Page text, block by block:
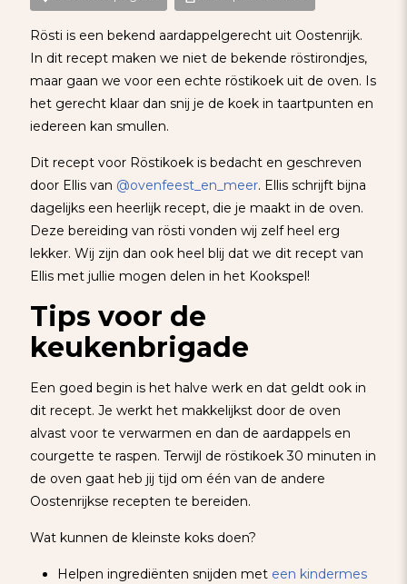
Rösti is een bekend aardappelgerecht uit Oostenrijk.
In dit recept maken we niet de bekende röstirondjes,
maar gaan we voor een echte röstikoek uit de oven. Is
het gerecht klaar dan snij je de koek in taartpunten en
iedereen kan smullen.
Dit recept voor Röstikoek is bedacht en geschreven
door Ellis van @ovenfeest_en_meer. Ellis schrijft bijna
dagelijks een heerlijk recept, die je maakt in de oven.
Deze bereiding van rösti vonden wij zelf heel erg
lekker. Wij zijn dan ook heel blij dat we dit recept van
Ellis met jullie mogen delen in het Kookspel!
Tips voor de
keukenbrigade
Een goed begin is het halve werk en dat geldt ook in
dit recept. Je werkt het makkelijkst door de oven
alvast voor te verwarmen en dan de aardappels en
courgette te raspen. Terwijl de röstikoek 30 minuten in
de oven gaat heb jij tijd om één van de andere
Oostenrijkse recepten te bereiden.
Wat kunnen de kleinste koks doen?
Helpen ingrediënten snijden met een kindermes